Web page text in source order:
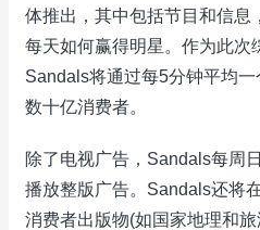
体推出，其中包括节目和信息
每天如何赢得明星。作为此次
Sandals将通过每5分钟平均
数十亿消费者。
除了电视广告，Sandals每周
播放整版广告。Sandals还将
消费者出版物(如国家地理和